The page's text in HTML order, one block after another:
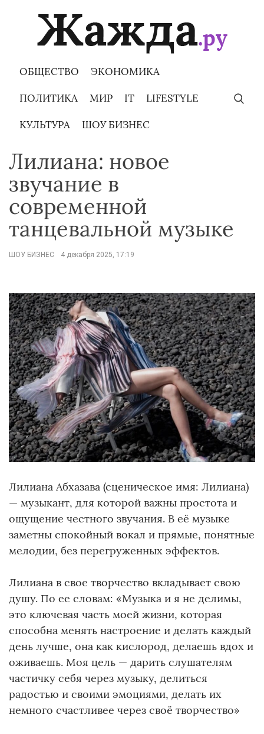
ОБЩЕСТВО ЭКОНОМИКА
ПОЛИТИКА МИР IT LIFESTYLE
КУЛЬТУРА ШОУ БИЗНЕС
Лилиана: новое
звучание в
современной
танцевальной музыке
ШОУ БИЗНЕС 4 декабря 2025, 17:19
Лилиана Абхазава (сценическое имя: Лилиана)
— музыкант, для которой важны простота и
ощущение честного звучания. В её музыке
заметны спокойный вокал и прямые, понятные
мелодии, без перегруженных эффектов.
Лилиана в свое творчество вкладывает свою
душу. По ее словам: «Музыка и я не делимы,
это ключевая часть моей жизни, которая
способна менять настроение и делать каждый
день лучше, она как кислород, делаешь вдох и
оживаешь. Моя цель — дарить слушателям
частичку себя через музыку, делиться
радостью и своими эмоциями, делать их
немного счастливее через своё творчество»